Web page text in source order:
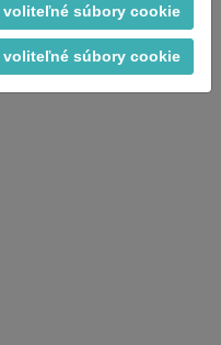
súbory cookie
súbory cookie